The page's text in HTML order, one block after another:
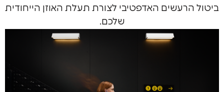
האדפטיבי לצורת תעלת האוזן הייחודית